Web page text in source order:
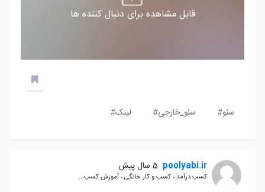
قابل مشاهده برای دنبال کننده ها
سئو# سئو_خارجی# لینک#
poolyabi.ir 5 سال پیش
کسب درآمد ، کسب و کار خانگی ، آموزش کسب...